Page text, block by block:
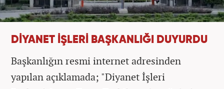
DİYANET İŞLERİ BAŞKANLIĞI DUYURDU
Başkanlığın resmi internet adresinden
yapılan açıklamada; "Diyanet İşleri